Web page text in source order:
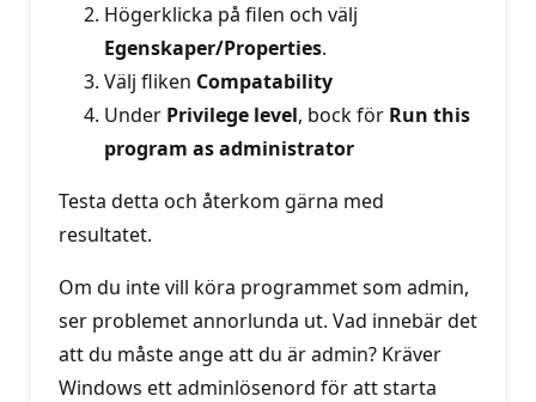
Högerklicka på filen och välj
Egenskaper/Properties.
Välj fliken Compatability
Under Privilege level, bock för Run this
program as administrator
Testa detta och återkom gärna med
resultatet.
Om du inte vill köra programmet som admin,
ser problemet annorlunda ut. Vad innebär det
att du måste ange att du är admin? Kräver
Windows ett adminlösenord för att starta